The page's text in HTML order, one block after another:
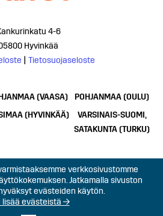
4-6
Hyvinkää
Tietosuojaseloste
(VAASA)
POHJANMAA (OULU)
(HYVINKÄÄ)
VARSINAIS-SUOMI,
SATAKUNTA (TURKU)
verkkosivustomme
Jatkamalla sivuston
evästeiden käytön.
lisää evästeistä →